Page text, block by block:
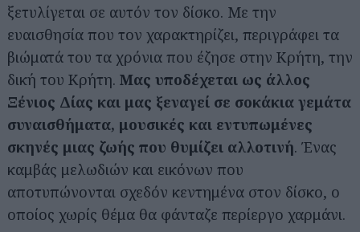
ξετυλίγεται σε αυτόν τον δίσκο. Με την
ευαισθησία που τον χαρακτηρίζει, περιγράφει τα
βιώματά του τα χρόνια που έζησε στην Κρήτη, την
δική του Κρήτη. Μας υποδέχεται ως άλλος
Ξένιος Δίας και μας ξεναγεί σε σοκάκια γεμάτα
συναισθήματα, μουσικές και εντυπωμένες
σκηνές μιας ζωής που θυμίζει αλλοτινή. Ένας
καμβάς μελωδιών και εικόνων που
αποτυπώνονται σχεδόν κεντημένα στον δίσκο, ο
οποίος χωρίς θέμα θα φάνταζε περίεργο χαρμάνι.